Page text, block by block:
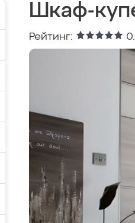
Шкаф-
Рейтинг: